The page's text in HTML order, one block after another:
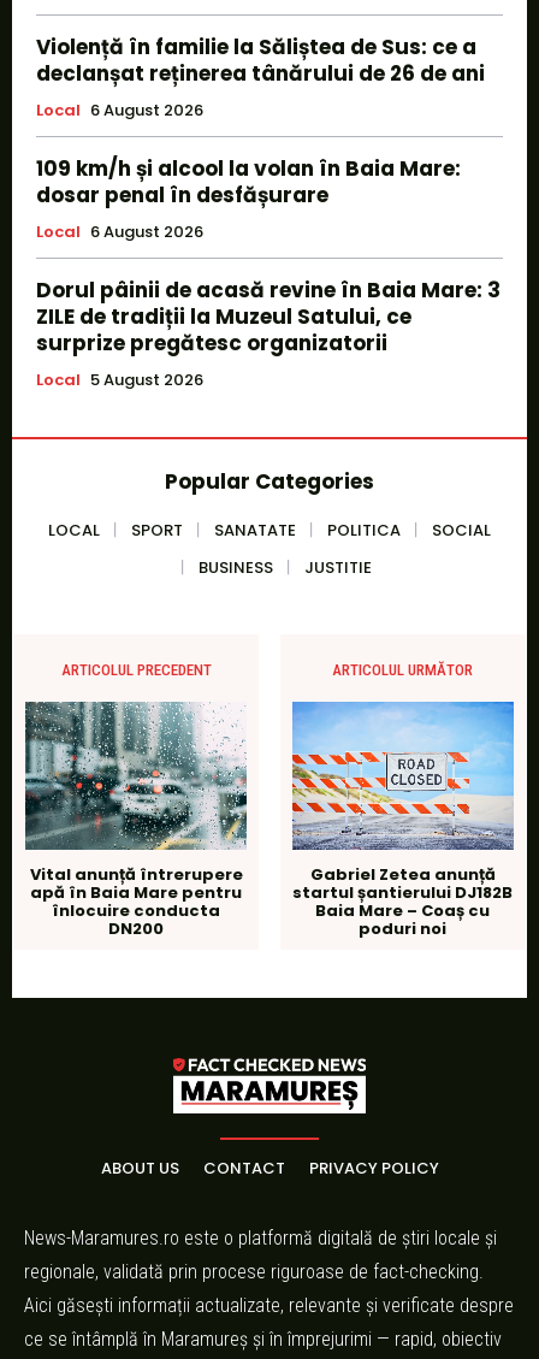
Violență în familie la Săliștea de Sus: ce a
declanșat reținerea tânărului de 26 de ani
Local 6 August 2026
109 km/h și alcool la volan în Baia Mare:
dosar penal în desfășurare
Local 6 August 2026
Dorul pâinii de acasă revine în Baia Mare: 3
ZILE de tradiții la Muzeul Satului, ce
surprize pregătesc organizatorii
Local 5 August 2026
Popular Categories
LOCAL SPORT SANATATE POLITICA
SOCIAL
BUSINESS
JUSTITIE
ARTICOLUL PRECEDENT
Vital anunță întrerupere
apă în Baia Mare pentru
înlocuire conducta
DN200
ARTICOLUL URMĂTOR
Gabriel Zetea anunță
startul șantierului DJ182B
Baia Mare – Coaș cu
poduri noi
ABOUT US CONTACT PRIVACY POLICY
News-Maramures.ro este o platformă digitală de știri locale și
regionale, validată prin procese riguroase de fact-checking.
Aici găsești informații actualizate, relevante și verificate despre
ce se întâmplă în Maramureș și în împrejurimi — rapid, obiectiv